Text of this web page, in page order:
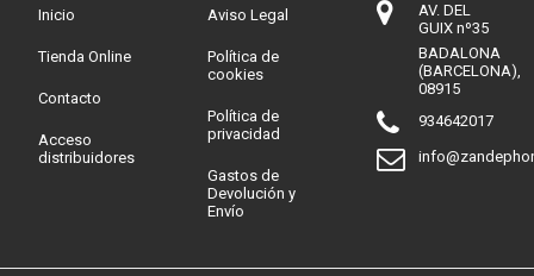
Inicio
Tienda Online
Contacto
Acceso
distribuidores
Aviso Legal
Política de
cookies
Política de
privacidad
Gastos de
Devolución y
Envío
AV. DEL
GUIX nº35
BADALONA
(BARCELONA),
08915
934642017